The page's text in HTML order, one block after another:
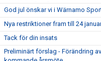
God jul önskar vi i Wärnamo
Nya restriktioner fram till 24
Tack för din insats
Preliminärt förslag - Förändring